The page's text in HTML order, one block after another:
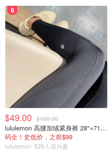
6
$49.00 $168.00
lululemon 高腰加绒紧身裤 28"≈71cm 5个口袋
码全！史低价，之前$99
lululemon 826人感兴趣